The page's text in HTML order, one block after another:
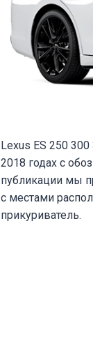
Lexus ES 250
2018 годах с
публикации мы
с местами
прикуриватель.